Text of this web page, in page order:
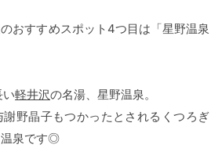
おすすめスポット4つ目は「星野温泉
い軽井沢の名湯、星野温泉。
野晶子もつかったとされるくつろぎ
温泉です◎